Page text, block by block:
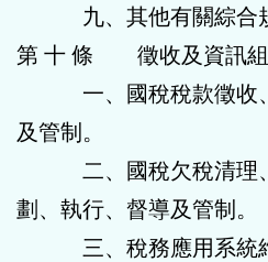
九、其他有關綜合規
第 十 條 徵收及資訊組
一、國稅稅款徵收、
及管制。
二、國稅欠稅清理、
劃、執行、督導及管制。
三、稅務應用系統維